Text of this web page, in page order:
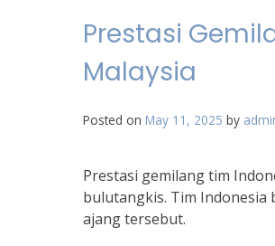
Prestasi
Malaysia
Posted on May 11, 2025 by
Prestasi gemilang tim
bulutangkis. Tim Indonesia
ajang tersebut.